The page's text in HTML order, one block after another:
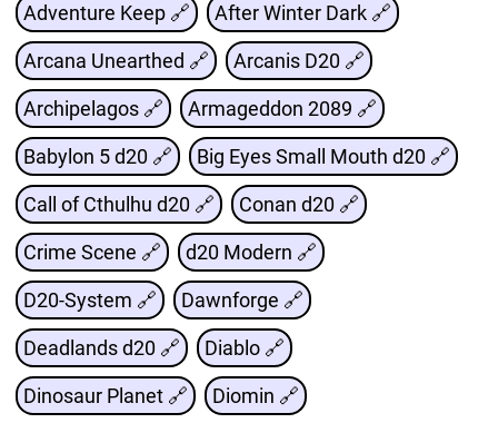
Adventure Keep 🔗 After Winter Dark 🔗
Arcana Unearthed 🔗 Arcanis D20 🔗
Archipelagos 🔗 Armageddon 2089 🔗
Babylon 5 d20 🔗 Big Eyes Small Mouth d20 🔗
Call of Cthulhu d20 🔗 Conan d20 🔗
Crime Scene 🔗 d20 Modern 🔗
D20-System 🔗 Dawnforge 🔗
Deadlands d20 🔗 Diablo 🔗
Dinosaur Planet 🔗 Diomin 🔗